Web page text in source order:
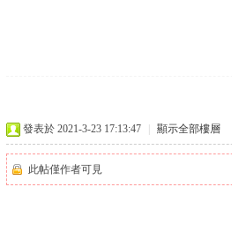
發表於 2021-3-23 17:13:47 顯示全部樓層
此帖僅作者可見